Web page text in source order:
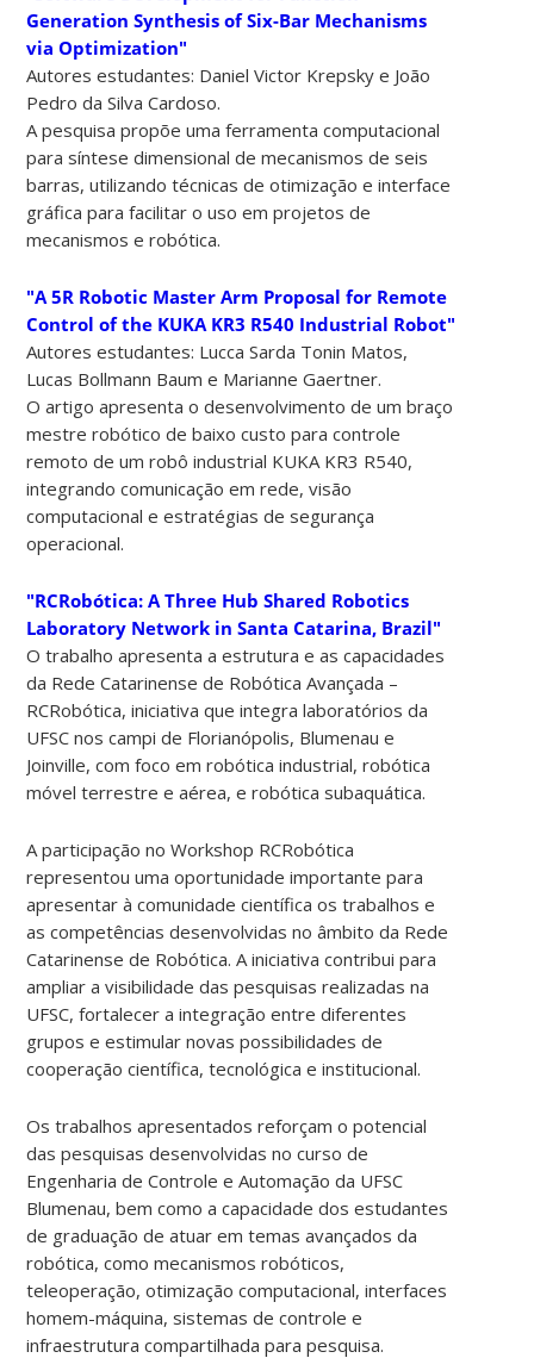
Generation Synthesis of Six-Bar Mechanisms
via Optimization"
Autores estudantes: Daniel Victor Krepsky e João
Pedro da Silva Cardoso.
A pesquisa propõe uma ferramenta computacional
para síntese dimensional de mecanismos de seis
barras, utilizando técnicas de otimização e interface
gráfica para facilitar o uso em projetos de
mecanismos e robótica.
"A 5R Robotic Master Arm Proposal for Remote
Control of the KUKA KR3 R540 Industrial Robot"
Autores estudantes: Lucca Sarda Tonin Matos,
Lucas Bollmann Baum e Marianne Gaertner.
O artigo apresenta o desenvolvimento de um braço
mestre robótico de baixo custo para controle
remoto de um robô industrial KUKA KR3 R540,
integrando comunicação em rede, visão
computacional e estratégias de segurança
operacional.
"RCRobótica: A Three Hub Shared Robotics
Laboratory Network in Santa Catarina, Brazil"
O trabalho apresenta a estrutura e as capacidades
da Rede Catarinense de Robótica Avançada –
RCRobótica, iniciativa que integra laboratórios da
UFSC nos campi de Florianópolis, Blumenau e
Joinville, com foco em robótica industrial, robótica
móvel terrestre e aérea, e robótica subaquática.
A participação no Workshop RCRobótica
representou uma oportunidade importante para
apresentar à comunidade científica os trabalhos e
as competências desenvolvidas no âmbito da Rede
Catarinense de Robótica. A iniciativa contribui para
ampliar a visibilidade das pesquisas realizadas na
UFSC, fortalecer a integração entre diferentes
grupos e estimular novas possibilidades de
cooperação científica, tecnológica e institucional.
Os trabalhos apresentados reforçam o potencial
das pesquisas desenvolvidas no curso de
Engenharia de Controle e Automação da UFSC
Blumenau, bem como a capacidade dos estudantes
de graduação de atuar em temas avançados da
robótica, como mecanismos robóticos,
teleoperação, otimização computacional, interfaces
homem-máquina, sistemas de controle e
infraestrutura compartilhada para pesquisa.